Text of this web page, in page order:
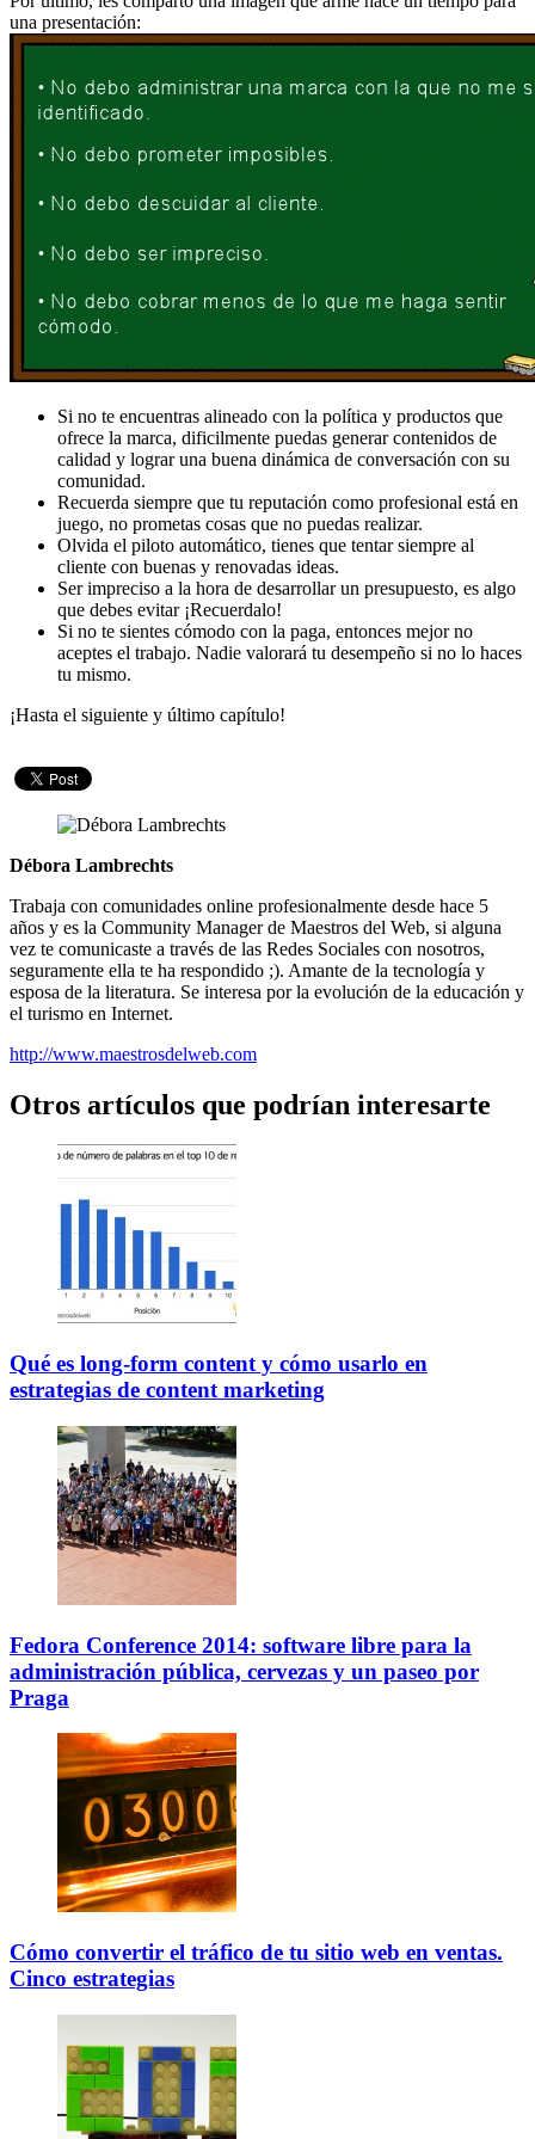
una presentación:
Si no te encuentras alineado con la política y productos que
ofrece la marca, dificilmente puedas generar contenidos de
calidad y lograr una buena dinámica de conversación con su
comunidad.
Recuerda siempre que tu reputación como profesional está en
juego, no prometas cosas que no puedas realizar.
Olvida el piloto automático, tienes que tentar siempre al
cliente con buenas y renovadas ideas.
Ser impreciso a la hora de desarrollar un presupuesto, es algo
que debes evitar ¡Recuerdalo!
Si no te sientes cómodo con la paga, entonces mejor no
aceptes el trabajo. Nadie valorará tu desempeño si no lo haces
tu mismo.
¡Hasta el siguiente y último capítulo!
Débora Lambrechts
Trabaja con comunidades online profesionalmente desde hace 5
años y es la Community Manager de Maestros del Web, si alguna
vez te comunicaste a través de las Redes Sociales con nosotros,
seguramente ella te ha respondido ;). Amante de la tecnología y
esposa de la literatura. Se interesa por la evolución de la educación y
el turismo en Internet.
http://www.maestrosdelweb.com
Otros artículos que podrían interesarte
Qué es long-form content y cómo usarlo en
estrategias de content marketing
Fedora Conference 2014: software libre para la
administración pública, cervezas y un paseo por
Praga
Cómo convertir el tráfico de tu sitio web en ventas.
Cinco estrategias